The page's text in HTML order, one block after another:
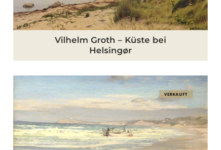
Vilhelm Groth – Küste bei
Helsingør
Christian
Benjamin
–
Am
VERKAUFT